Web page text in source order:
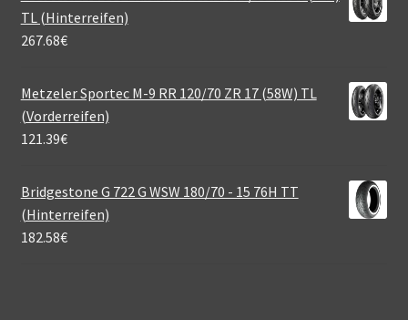
TL (Hinterreifen)
267.68€
Metzeler Sportec M-9 RR 120/70 ZR 17 (58W) TL
(Vorderreifen)
121.39€
Bridgestone G 722 G WSW 180/70 - 15 76H TT
(Hinterreifen)
182.58€